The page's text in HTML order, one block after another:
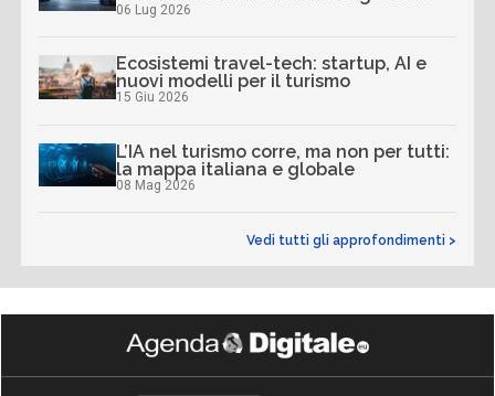
06 Lug 2026
Ecosistemi travel-tech: startup, AI e
nuovi modelli per il turismo
15 Giu 2026
L’IA nel turismo corre, ma non per tutti:
la mappa italiana e globale
08 Mag 2026
Vedi tutti gli approfondimenti >